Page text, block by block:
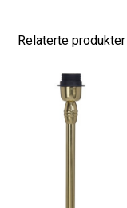
Relaterte produkter